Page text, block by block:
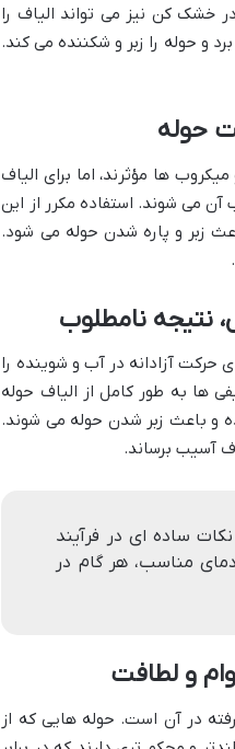
خشک کن نیز می تواند الیاف را
و حوله را زبر و شکننده می کند.
حوله
ها مؤثرند، اما برای الیاف
می شوند. استفاده مکرر از این
زبر و پاره شدن حوله می شود.
نتیجه نامطلوب
آزادانه در آب و شوینده را
ها به طور کامل از الیاف حوله
و باعث زبر شدن حوله می شوند.
آسیب برساند.
ساده ای در فرآیند
مناسب، هر گام در
و لطافت
در آن است. حوله هایی که از